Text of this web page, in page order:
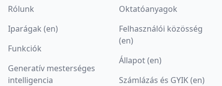
Rólunk
Iparágak (en)
Funkciók
Generatív mesterséges
intelligencia
Oktatóanyagok
Felhasználói közösség
(en)
Állapot (en)
Számlázás és GYIK (en)